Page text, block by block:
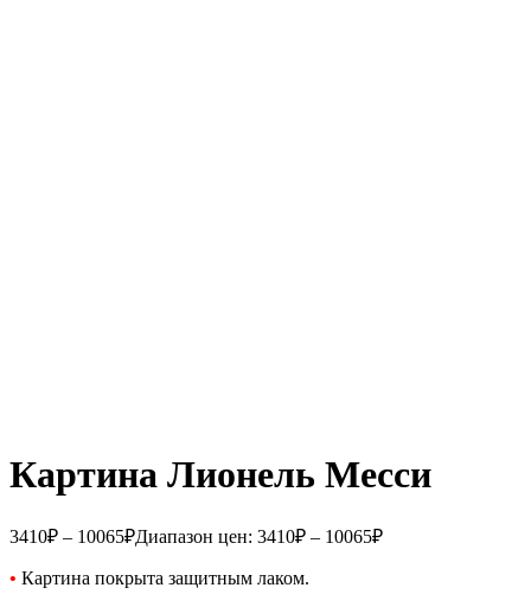
Картина Лионель Месси
3410₽ – 10065₽Диапазон цен: 3410₽ – 10065₽
• Картина покрыта защитным лаком.